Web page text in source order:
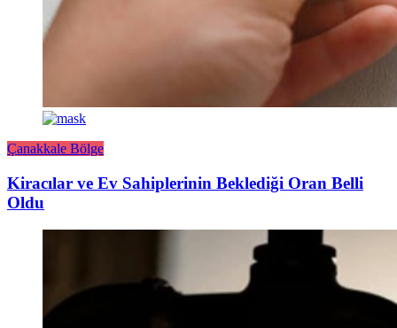
Çanakkale Bölge
Kiracılar ve Ev Sahiplerinin Beklediği Oran Belli
Oldu